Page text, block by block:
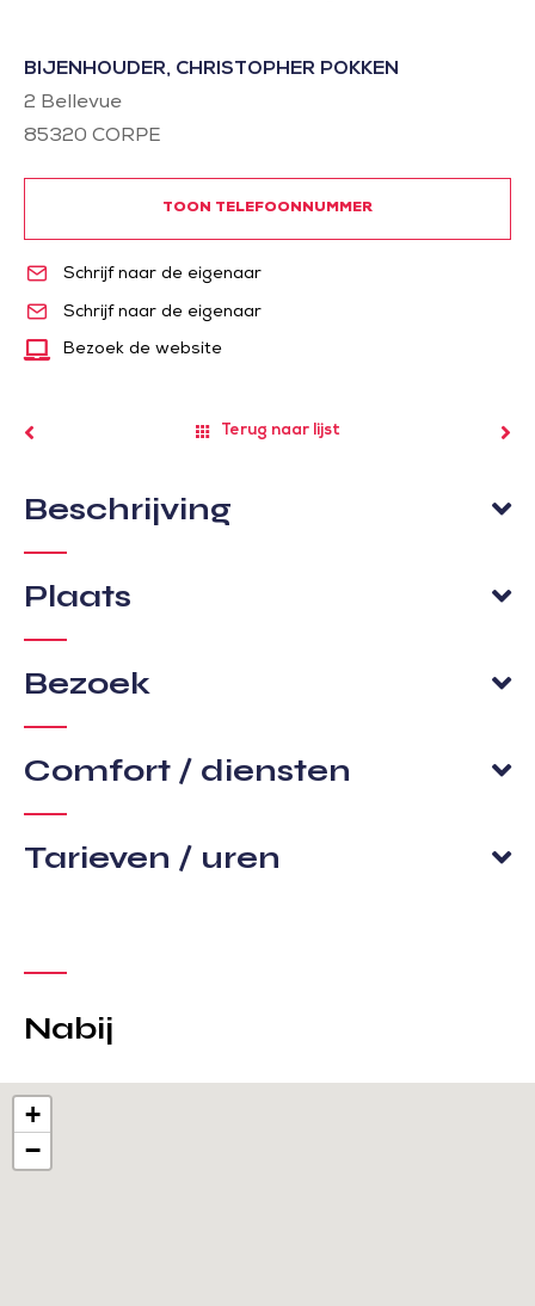
BIJENHOUDER, CHRISTOPHER POKKEN
2 Bellevue
85320 CORPE
TOON TELEFOONNUMMER
Schrijf naar de eigenaar
Schrijf naar de eigenaar
Bezoek de website
Terug naar lijst
Beschrijving
Plaats
Bezoek
Comfort / diensten
Tarieven / uren
Nabij
+
−